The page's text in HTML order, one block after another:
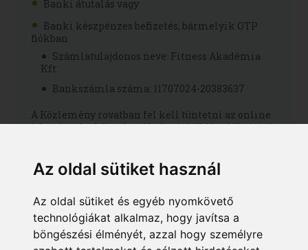
Az oldal sütiket használ
Az oldal sütiket és egyéb nyomkövető
technológiákat alkalmaz, hogy javítsa a
böngészési élményét, azzal hogy személyre
Banki átutalás vagy
Banki készpénzes befizetés, bármelyik OTP
fiókban
Számlatulajdonos neve: Fitness Akadémia
Kft.
Bankszámla száma: 11707024-20383637
A Közlemény rovatban fel kell tüntetni az online
jelentkezést követően általunk küldött díjbekérő
Nyílvántartásba vételi szám: B/2020/000294